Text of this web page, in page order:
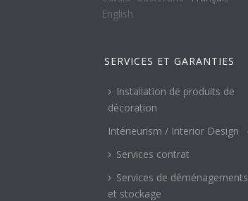
English
SERVICES ET GARANTIES
Installation de produits de
décoration
Intérieurism / Interior Design
Services contrat
Services de déménagements
et stockage